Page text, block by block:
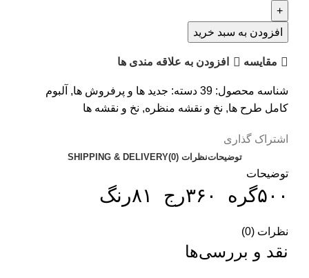
افزودن به سبد خرید
مقایسه افزودن به علاقه مندی ها
شناسه محصول: 39 دسته: جدید ها و پرفروش ها, آلبوم
کامل طرح ها, نخ و نقشه منظره, نخ و نقشه ها
اشتراک گذاری
توضیحاتنظرات (0) SHIPPING & DELIVERY
توضیحات
۵۰۰گره ۳۶۰رج ۸۱رنگ
نظرات (0)
نقد و بررسی‌ها